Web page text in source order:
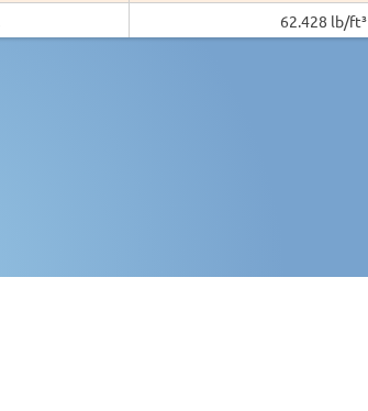
62.428 lb/ft³